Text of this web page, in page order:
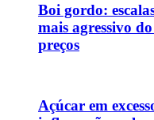
Boi gordo:
mais agressivo
preços
Açúcar em